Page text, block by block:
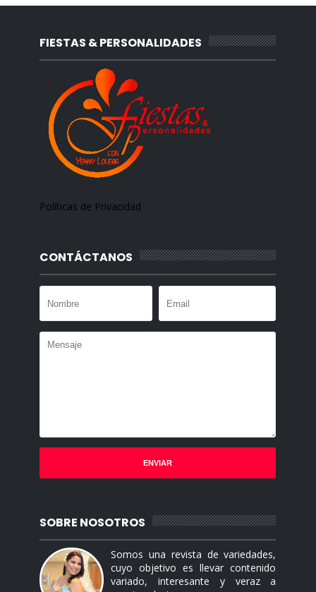
FIESTAS & PERSONALIDADES
Políticas de Privacidad
CONTÁCTANOS
SOBRE NOSOTROS
Somos una revista de variedades,
cuyo objetivo es llevar contenido
variado, interesante y veraz a